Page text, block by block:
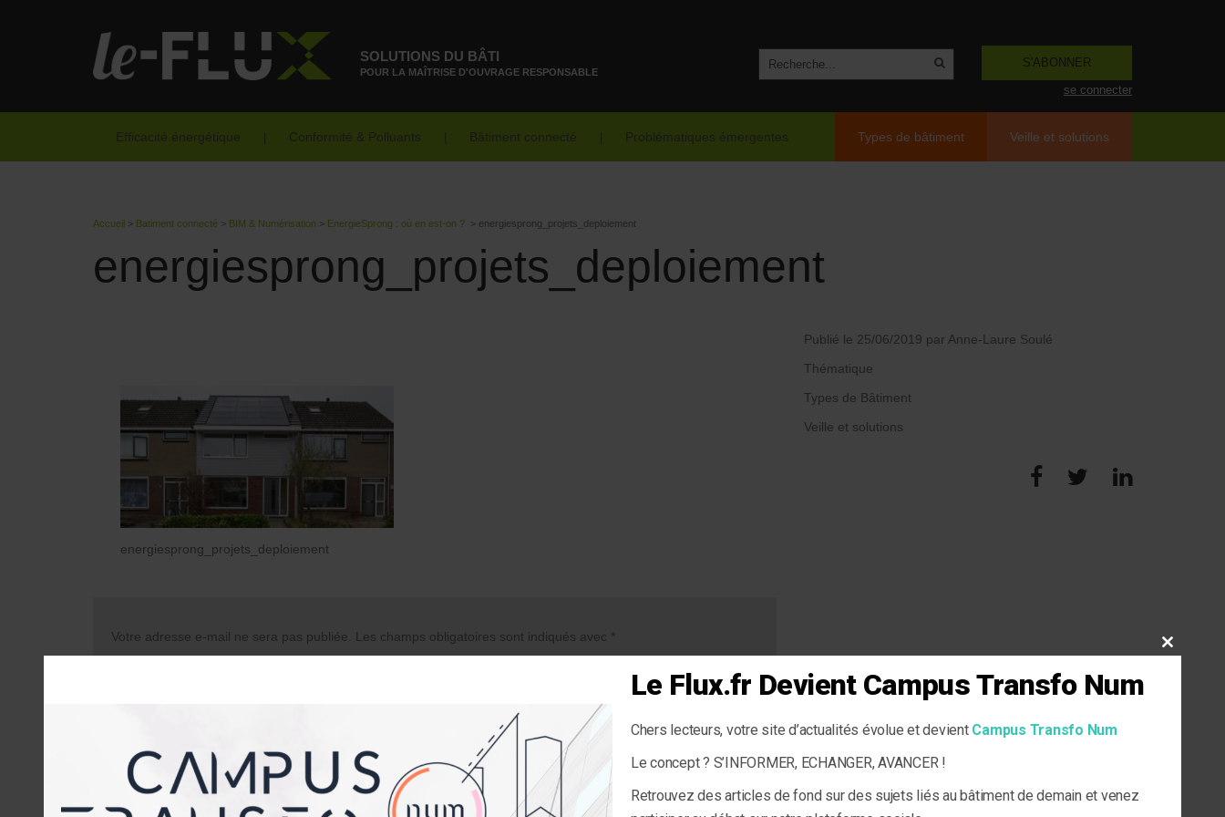
SOLUTIONS DU BÂTI
POUR LA MAÎTRISE D'OUVRAGE RESPONSABLE
S'ABONNER
se connecter
Efficacité énergétique Conformité & Polluants Bâtiment connecté Problématiques émergentes Types de bâtiment Veille et solutions
Accueil > Batiment connecté > BIM & Numérisation > EnergieSprong : où en est-on ? > energiesprong_projets_deploiement
energiesprong_projets_deploiement
energiesprong_projets_deploiement
Votre adresse e-mail ne sera pas publiée. Les champs obligatoires sont indiqués avec *
Nom
Publié le 25/06/2019 par Anne-Laure Soulé
Thématique
Types de Bâtiment
Veille et solutions
CLOSE
Le Flux.fr Devient Campus Transfo Num
Chers lecteurs, votre site d’actualités évolue et devient Campus Transfo Num
Le concept ? S’INFORMER, ECHANGER, AVANCER !
Retrouvez des articles de fond sur des sujets liés au bâtiment de demain et venez